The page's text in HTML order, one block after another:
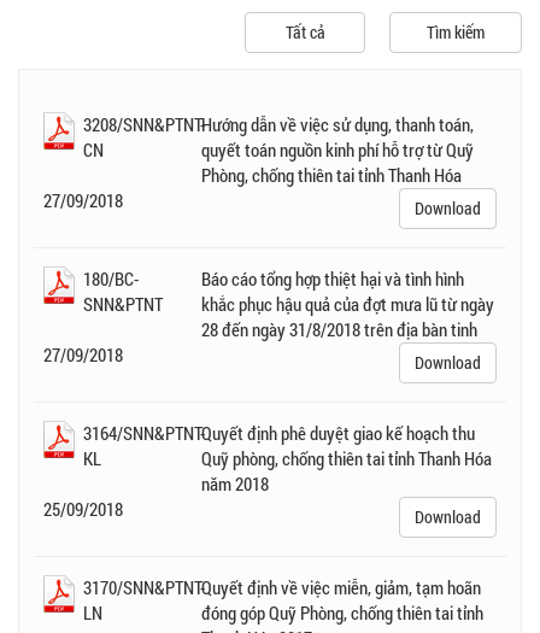
3208/SNN&PTNT-
CN
Hướng dẫn về việc sử dụng, thanh toán,
quyết toán nguồn kinh phí hỗ trợ từ Quỹ
Phòng, chống thiên tai tỉnh Thanh Hóa
27/09/2018
Download
180/BC-
SNN&PTNT
Báo cáo tổng hợp thiệt hại và tình hình
khắc phục hậu quả của đợt mưa lũ từ ngày
28 đến ngày 31/8/2018 trên địa bàn tinh
27/09/2018
Download
3164/SNN&PTNT-
KL
Quyết định phê duyệt giao kế hoạch thu
Quỹ phòng, chống thiên tai tỉnh Thanh Hóa
năm 2018
25/09/2018
Download
3170/SNN&PTNT-
LN
Quyết định về việc miễn, giảm, tạm hoãn
đóng góp Quỹ Phòng, chống thiên tai tỉnh